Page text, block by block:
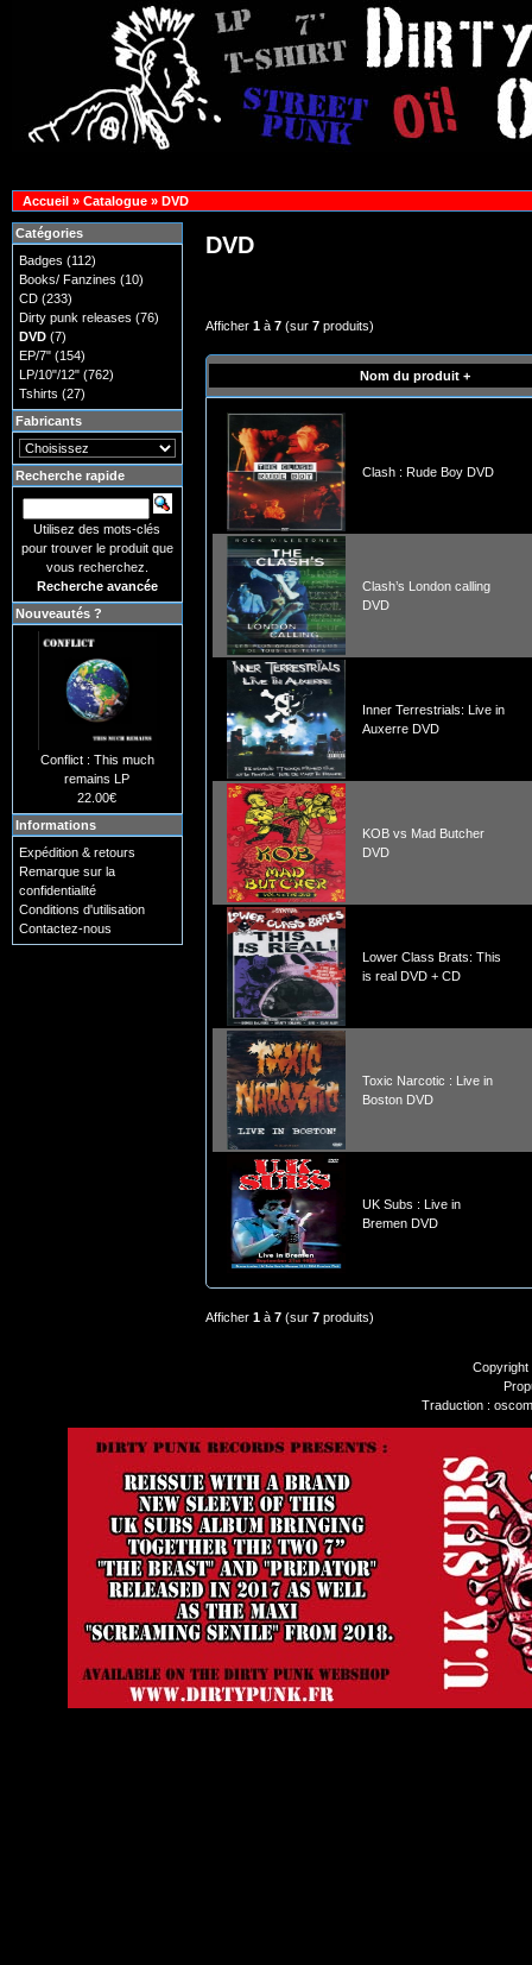
Accueil» Catalogue» DVD
DVD
Afficher1 à7 (sur7 produits)
Nom du produit +
Clash : Rude Boy DVD
Clash’s London calling
DVD
Inner Terrestrials: Live in
Auxerre DVD
KOB vs Mad Butcher
DVD
Lower Class Brats: This
is real DVD + CD
Toxic Narcotic : Live in
Boston DVD
UK Subs : Live in
Bremen DVD
Afficher1 à7 (sur7 produits)
Catégories
Badges (112)
Books/ Fanzines (10)
CD(233)
Dirty punk releases (76)
DVD(7)
EP/7"(154)
LP/10"/12"(762)
Tshirts (27)
Fabricants
Recherche rapide
Utilisez des mots-clés
pour trouver le produit que
vous recherchez.
Recherche avancée
Nouveautés ?
Conflict : This much
remains LP
22.00€
Informations
Expédition & retours
Remarque sur la
confidentialité
Conditions d'utilisation
Contactez-nous
Traduction :